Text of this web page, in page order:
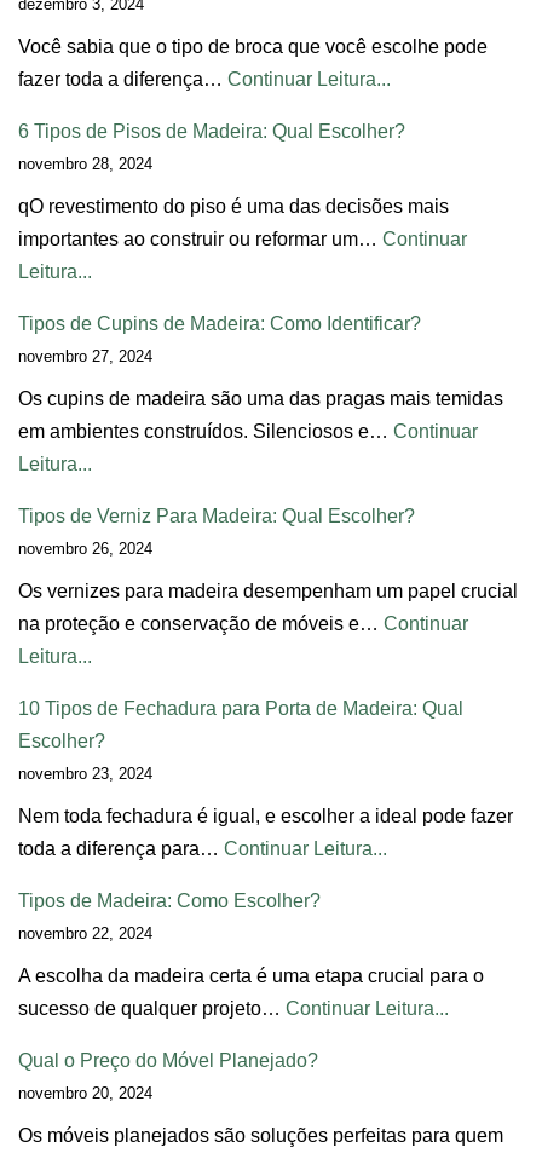
dezembro 3, 2024
Você sabia que o tipo de broca que você escolhe pode
fazer toda a diferença… Continuar Leitura...
6 Tipos de Pisos de Madeira: Qual Escolher?
novembro 28, 2024
qO revestimento do piso é uma das decisões mais
importantes ao construir ou reformar um… Continuar
Leitura...
Tipos de Cupins de Madeira: Como Identificar?
novembro 27, 2024
Os cupins de madeira são uma das pragas mais temidas
em ambientes construídos. Silenciosos e… Continuar
Leitura...
Tipos de Verniz Para Madeira: Qual Escolher?
novembro 26, 2024
Os vernizes para madeira desempenham um papel crucial
na proteção e conservação de móveis e… Continuar
Leitura...
10 Tipos de Fechadura para Porta de Madeira: Qual
Escolher?
novembro 23, 2024
Nem toda fechadura é igual, e escolher a ideal pode fazer
toda a diferença para… Continuar Leitura...
Tipos de Madeira: Como Escolher?
novembro 22, 2024
A escolha da madeira certa é uma etapa crucial para o
sucesso de qualquer projeto… Continuar Leitura...
Qual o Preço do Móvel Planejado?
novembro 20, 2024
Os móveis planejados são soluções perfeitas para quem